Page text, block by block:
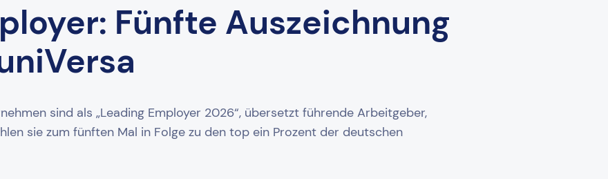
Fünfte Auszeichnung
sind als „Leading Employer 2026“, übersetzt führende Arbeitgeber,
sie zum fünften Mal in Folge zu den top ein Prozent der deutschen